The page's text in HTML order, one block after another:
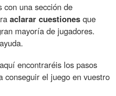
con una sección de
aclarar cuestiones que
mayoría de jugadores.
aquí encontraréis los pasos
conseguir el juego en vuestro